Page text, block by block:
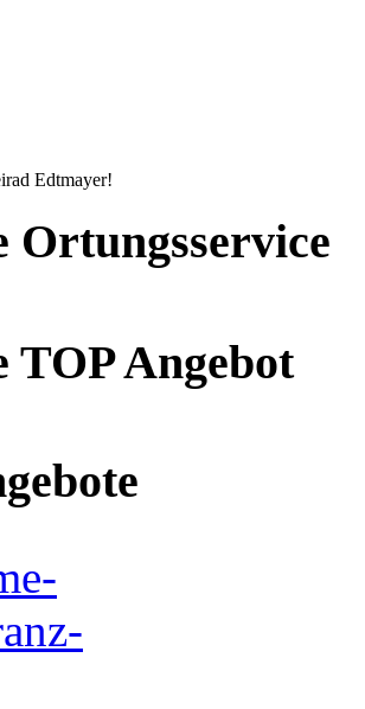
Edtmayer!
ihr zuverlässiger Partner wenn es um ihr
Ortungsservice
TOP Angebot